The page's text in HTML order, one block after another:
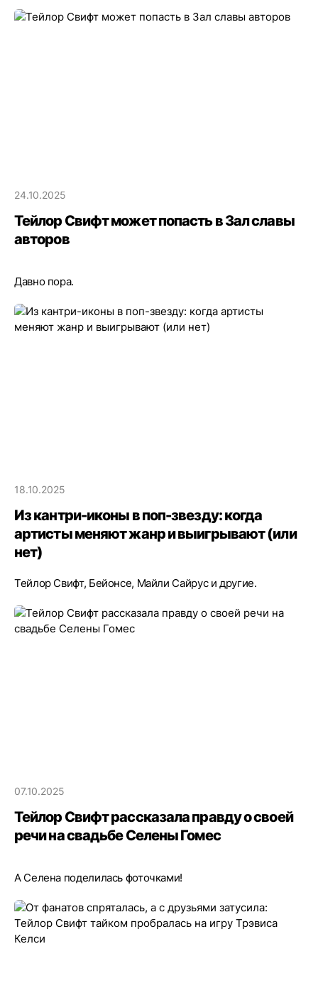
24.10.2025
Тейлор Свифт может попасть в Зал славы
авторов
Давно пора.
18.10.2025
Из кантри-иконы в поп-звезду: когда
артисты меняют жанр и выигрывают (или
нет)
Тейлор Свифт, Бейонсе, Майли Сайрус и другие.
07.10.2025
Тейлор Свифт рассказала правду о своей
речи на свадьбе Селены Гомес
А Селена поделилась фоточками!